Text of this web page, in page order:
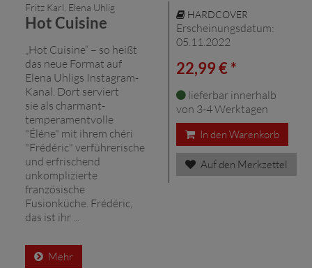
Fritz Karl, Elena Uhlig
Hot Cuisine
„Hot Cuisine“ – so heißt
das neue Format auf
Elena Uhligs Instagram-
Kanal. Dort serviert
sie als charmant-
temperamentvolle
"Éléne" mit ihrem chéri
"Frédéric" verführerische
und erfrischend
unkomplizierte
französische
Fusionküche. Frédéric,
das ist ihr ...
Mehr
HARDCOVER
Erscheinungsdatum:
05.11.2022
22,99 € *
lieferbar innerhalb
von 3-4 Werktagen
In den Warenkorb
Auf den Merkzettel